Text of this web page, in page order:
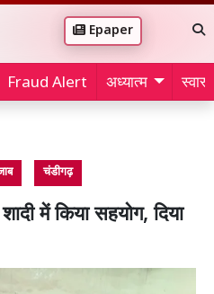
Epaper
Fraud Alert अध्यात्म
चंडीगढ़
में किया सहयोग, दिया